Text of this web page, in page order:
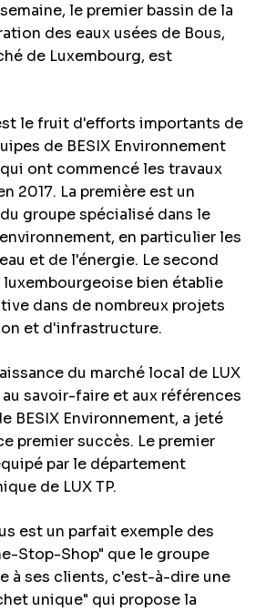
le premier bassin de la
des eaux usées de Bous,
de Luxembourg, est
le fruit d'efforts importants de
de BESIX Environnement
qui ont commencé les travaux
2017. La première est un
groupe spécialisé dans le
en particulier les
et de l'énergie. Le second
bien établie
dans de nombreux projets
et d'infrastructure.
du marché local de LUX
au savoir-faire et aux références
BESIX Environnement, a jeté
premier succès. Le premier
par le département
de LUX TP.
est un parfait exemple des
Stop-Shop" que le groupe
à ses clients, c'est-à-dire une
unique" qui propose la